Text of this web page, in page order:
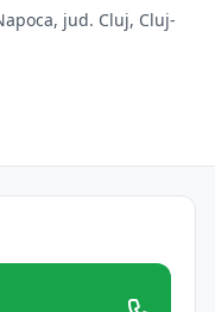
jud. Cluj, Cluj-